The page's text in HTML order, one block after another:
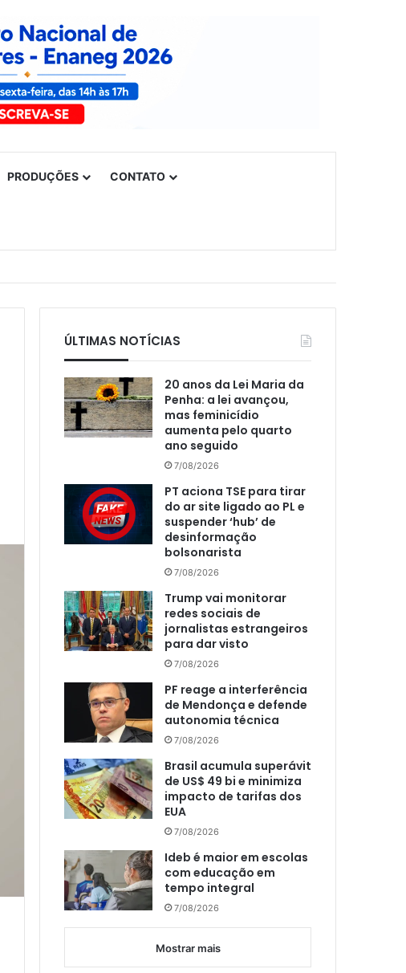
PRODUÇÕES CONTATO
ÚLTIMAS NOTÍCIAS
20 anos da Lei Maria da
Penha: a lei avançou,
mas feminicídio
aumenta pelo quarto
ano seguido
7/08/2026
PT aciona TSE para tirar
do ar site ligado ao PL e
suspender ‘hub’ de
desinformação
bolsonarista
7/08/2026
Trump vai monitorar
redes sociais de
jornalistas estrangeiros
para dar visto
7/08/2026
PF reage a interferência
de Mendonça e defende
autonomia técnica
7/08/2026
Brasil acumula superávit
de US$ 49 bi e minimiza
impacto de tarifas dos
EUA
7/08/2026
Ideb é maior em escolas
com educação em
tempo integral
7/08/2026
Mostrar mais